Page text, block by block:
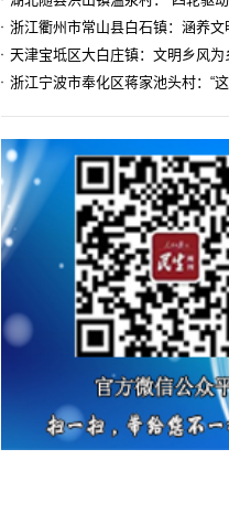
天津宝坻区大白庄镇：文明乡风为